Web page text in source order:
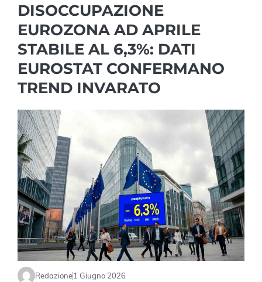
DISOCCUPAZIONE
EUROZONA AD APRILE
STABILE AL 6,3%: DATI
EUROSTAT CONFERMANO
TREND INVARATO
Redazione1 Giugno 2026